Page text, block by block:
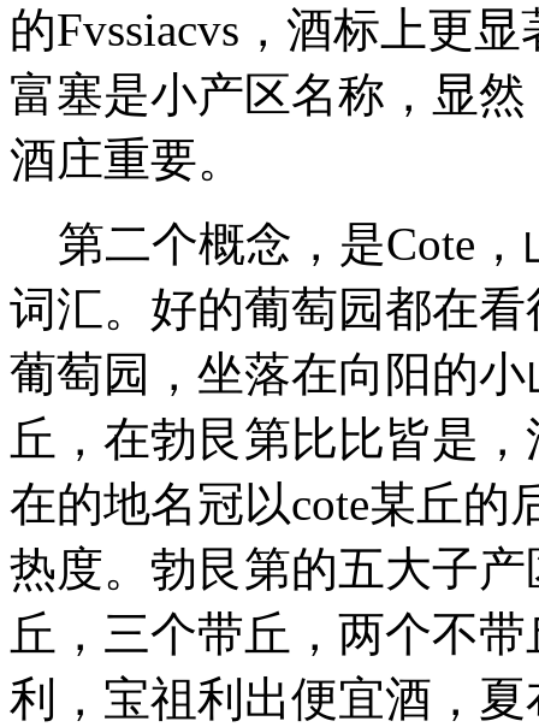
的Fvssiacvs，酒标上更
富塞是小产区名称，显
酒庄重要。
第二个概念，是Cote
词汇。好的葡萄园都在
葡萄园，坐落在向阳的小
丘，在勃艮第比比皆是
在的地名冠以cote某丘的
热度。勃艮第的五大子
丘，三个带丘，两个不
利，宝祖利出便宜酒，